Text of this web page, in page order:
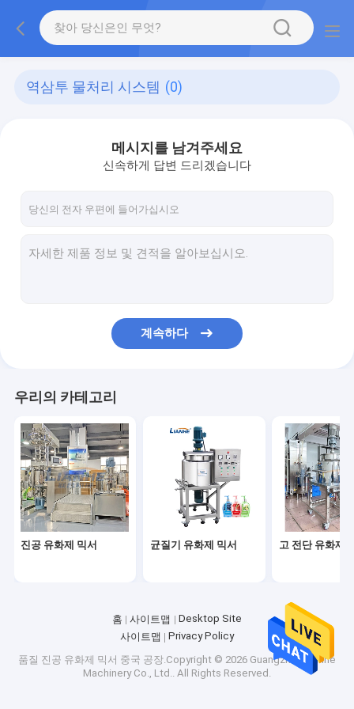
역삼투 물처리 시스템 (0)
메시지를 남겨주세요
신속하게 답변 드리겠습니다
계속하다
우리의 카테고리
진공 유화제 믹서 균질기 유화제 믹서 고 전단 유화제
홈 사이트맵
Desktop Site
사이트맵
Privacy Policy
품질 진공 유화제 믹서 중국 공장.Copyright © 2026 Guangzhou Lianhe
Machinery Co., Ltd.. All Rights Reserved.